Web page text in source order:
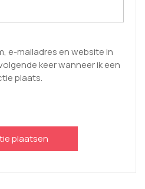
e-mailadres en website in
keer wanneer ik een
plaats.